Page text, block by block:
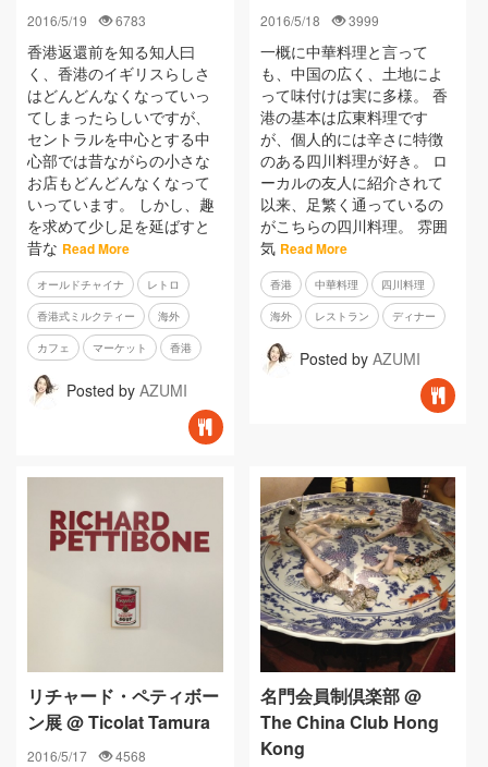
2016/5/19 6783
香港返還前を知る知人曰
く、香港のイギリスらしさ
はどんどんなくなっていっ
てしまったらしいですが、
セントラルを中心とする中
心部では昔ながらの小さな
お店もどんどんなくなって
いっています。 しかし、趣
を求めて少し足を延ばすと
昔な Read More
オールドチャイナ レトロ
香港式ミルクティー 海外
カフェ マーケット 香港
Posted by AZUMI
2016/5/18 3999
一概に中華料理と言って
も、中国の広く、土地によ
って味付けは実に多様。 香
港の基本は広東料理です
が、個人的には辛さに特徴
のある四川料理が好き。 ロ
ーカルの友人に紹介されて
以来、足繁く通っているの
がこちらの四川料理。 雰囲
気 Read More
香港 中華料理 四川料理
海外 レストラン ディナー
Posted by AZUMI
リチャード・ペティボー
ン展 @ Ticolat Tamura
2016/5/17 4568
名門会員制倶楽部 @
The China Club Hong
Kong